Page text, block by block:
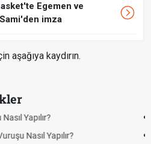
Egemen ve
imza
aşağıya kaydırın.
Bonservis Sistemi Nasıl İşler?
Jübile Yapmak Ne Anlama Gelir?